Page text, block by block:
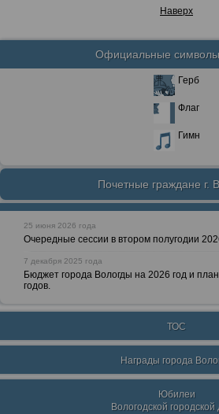
Наверх
Официальные символы
Герб
Флаг
Гимн
Почетные граждане г.
25 июня 2026 года
Очередные сессии в втором полугодии
7 декабря 2025 года
Бюджет города Вологды на 2026 год и
годов.
ТОС
Награды города
Юбилеи
Вологодской